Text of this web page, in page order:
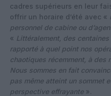
cadres supérieurs en leur
offrir un horaire d’été avec «
personnel de cabine ou
« Littéralement, des
rapporté à quel point nos
chaotiques récemment, à des
Nous sommes en fait
pas même atteint un sommet
perspective effrayante ».